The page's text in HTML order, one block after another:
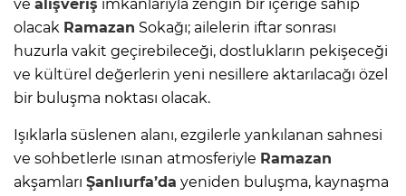
ve alışveriş imkânlarıyla zengin bir içeriğe sahip
olacak Ramazan Sokağı; ailelerin iftar sonrası
huzurla vakit geçirebileceği, dostlukların pekişeceği
ve kültürel değerlerin yeni nesillere aktarılacağı özel
bir buluşma noktası olacak.
Işıklarla süslenen alanı, ezgilerle yankılanan sahnesi
ve sohbetlerle ısınan atmosferiyle Ramazan
akşamları Şanlıurfa’da yeniden buluşma, kaynaşma